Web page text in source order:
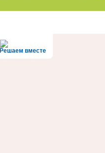
Решаем вместе